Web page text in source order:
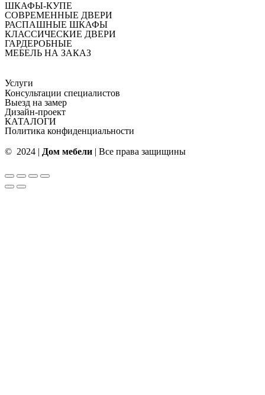
ШКАФЫ-КУПЕ
СОВРЕМЕННЫЕ ДВЕРИ
РАСПАШНЫЕ ШКАФЫ
КЛАССИЧЕСКИЕ ДВЕРИ
ГАРДЕРОБНЫЕ
МЕБЕЛЬ НА ЗАКАЗ
Услуги
Консультации специалистов
Выезд на замер
Дизайн-проект
КАТАЛОГИ
Политика конфиденциальности
© 2024 | Дом мебели | Все права защищины